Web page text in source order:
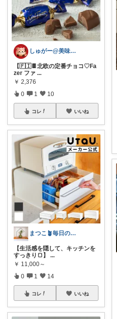
しゅがー@美味しいスイーツや雑貨紹介
【🇫🇮🍫北欧の定番チョコ♡Fa
zer ファ ...
￥ 2,376
0 1 10
コレ いいね
まつこ🪴毎日のくらし、ちょっと心地よく
【生活感を隠して、キッチンを
すっきり🍞】 ...
￥ 11,000～
0 1 14
コレ いいね